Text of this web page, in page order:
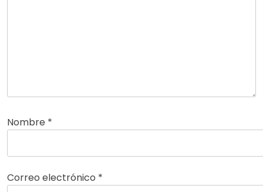
Nombre *
Correo electrónico *